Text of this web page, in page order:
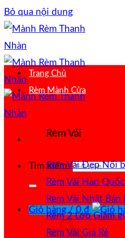
Bỏ qua nội dung
Tìm kiếm:
Giỏ hàng /0₫
Trang Chủ
Rèm Mành Cửa
Rèm Vải
Rèm Vải Đẹp
Rèm Vải Hàn Quốc
Rèm Vải Nhật Bản
Rèm 2 Lớp
Rèm Vải Giá Rẻ